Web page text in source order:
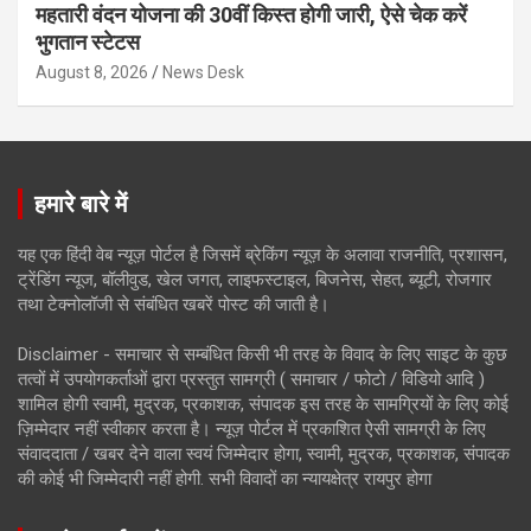
महतारी वंदन योजना की 30वीं किस्त होगी जारी, ऐसे चेक करें
भुगतान स्टेटस
August 8, 2026 News Desk
हमारे बारे में
यह एक हिंदी वेब न्यूज़ पोर्टल है जिसमें ब्रेकिंग न्यूज़ के अलावा राजनीति, प्रशासन,
ट्रेंडिंग न्यूज, बॉलीवुड, खेल जगत, लाइफस्टाइल, बिजनेस, सेहत, ब्यूटी, रोजगार
तथा टेक्नोलॉजी से संबंधित खबरें पोस्ट की जाती है।
Disclaimer - समाचार से सम्बंधित किसी भी तरह के विवाद के लिए साइट के कुछ
तत्वों में उपयोगकर्ताओं द्वारा प्रस्तुत सामग्री ( समाचार / फोटो / विडियो आदि )
शामिल होगी स्वामी, मुद्रक, प्रकाशक, संपादक इस तरह के सामग्रियों के लिए कोई
ज़िम्मेदार नहीं स्वीकार करता है। न्यूज़ पोर्टल में प्रकाशित ऐसी सामग्री के लिए
संवाददाता / खबर देने वाला स्वयं जिम्मेदार होगा, स्वामी, मुद्रक, प्रकाशक, संपादक
की कोई भी जिम्मेदारी नहीं होगी. सभी विवादों का न्यायक्षेत्र रायपुर होगा